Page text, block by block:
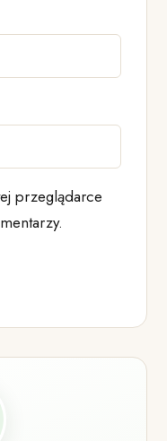
przeglądarce